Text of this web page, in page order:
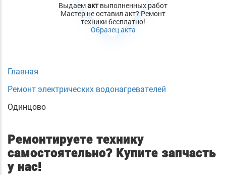
Выдаемактвыполненных работ
Мастер не оставил акт? Ремонт
техники бесплатно!
Образец акта
Главная
Ремонт электрических водонагревателей
Одинцово
Ремонтируете технику
самостоятельно? Купите запчасть
у нас!